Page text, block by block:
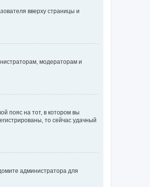
вверху страницы и
модераторам и
пояс на тот, в котором вы
то сейчас удачный
администратора для